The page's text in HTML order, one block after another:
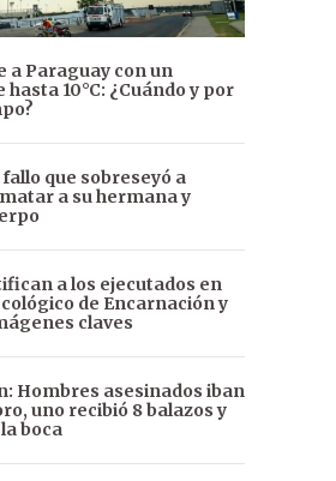
a Paraguay con un
hasta 10°C: ¿Cuándo y por
que sobreseyó a
a su hermana y
a los ejecutados en
de Encarnación y
claves
Hombres asesinados iban
uno recibió 8 balazos y
boca